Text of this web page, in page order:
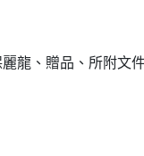
龍、贈品、所附文